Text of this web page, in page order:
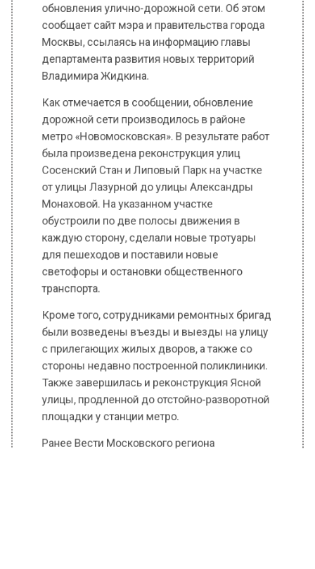
Москвы, ссылаясь на информацию главы
департамента развития новых территорий
Владимира Жидкина.
Как отмечается в сообщении, обновление
метро «Новомосковская». В результате работ
была произведена реконструкция улиц
Сосенский Стан и Липовый Парк на участке
от улицы Лазурной до улицы Александры
Монаховой. На указанном участке
обустроили по две полосы движения в
каждую сторону, сделали новые тротуары
для пешеходов и поставили новые
светофоры и остановки общественного
транспорта.
Кроме того, сотрудниками ремонтных бригад
были возведены въезды и выезды на улицу
с прилегающих жилых дворов, а также со
стороны недавно построенной поликлиники.
Также завершилась и реконструкция Ясной
улицы, продленной до отстойно-разворотной
площадки у станции метро.